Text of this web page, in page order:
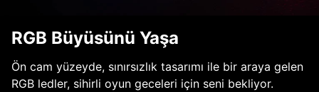
RGB Büyüsünü Yaşa
Ön cam yüzeyde, sınırsızlık tasarımı ile bir araya gelen
RGB ledler, sihirli oyun geceleri için seni bekliyor.